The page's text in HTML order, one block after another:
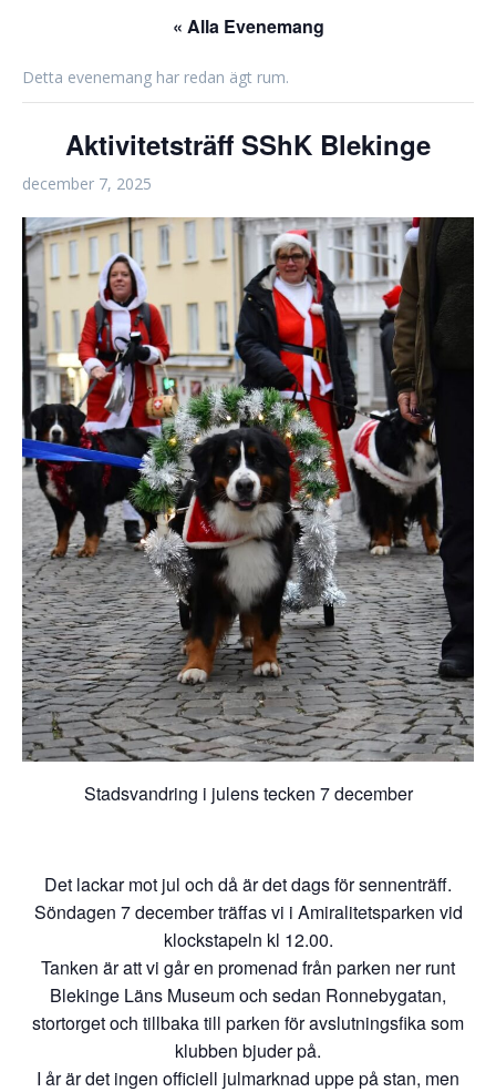
« Alla Evenemang
Detta evenemang har redan ägt rum.
Aktivitetsträff SShK Blekinge
december 7, 2025
Stadsvandring i julens tecken 7 december
Det lackar mot jul och då är det dags för sennenträff.
Söndagen 7 december träffas vi i Amiralitetsparken vid
klockstapeln kl 12.00.
Tanken är att vi går en promenad från parken ner runt
Blekinge Läns Museum och sedan Ronnebygatan,
stortorget och tillbaka till parken för avslutningsfika som
klubben bjuder på.
I år är det ingen officiell julmarknad uppe på stan, men